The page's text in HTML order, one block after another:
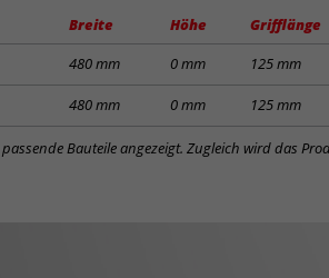
Breite Höhe Grifflänge
480 mm 0 mm 125 mm
480 mm 0 mm 125 mm
Bauteile angezeigt. Zugleich wird das